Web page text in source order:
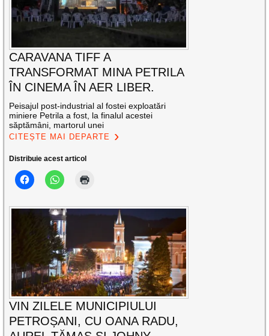
CARAVANA TIFF A
TRANSFORMAT MINA PETRILA
ÎN CINEMA ÎN AER LIBER.
Peisajul post-industrial al fostei exploatări
miniere Petrila a fost, la finalul acestei
săptămâni, martorul unei
CITEȘTE MAI DEPARTE
Distribuie acest articol
VIN ZILELE MUNICIPIULUI
PETROȘANI, CU OANA RADU,